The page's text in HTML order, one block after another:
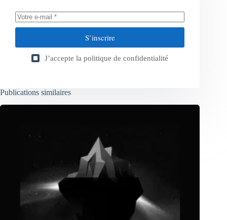
S’inscrire
J’accepte la politique de confidentialité
Publications similaires